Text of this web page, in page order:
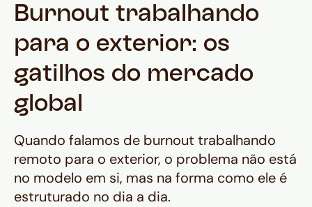
Burnout trabalhando
para o exterior: os
gatilhos do mercado
global
Quando falamos de burnout trabalhando
remoto para o exterior, o problema não está
no modelo em si, mas na forma como ele é
estruturado no dia a dia.